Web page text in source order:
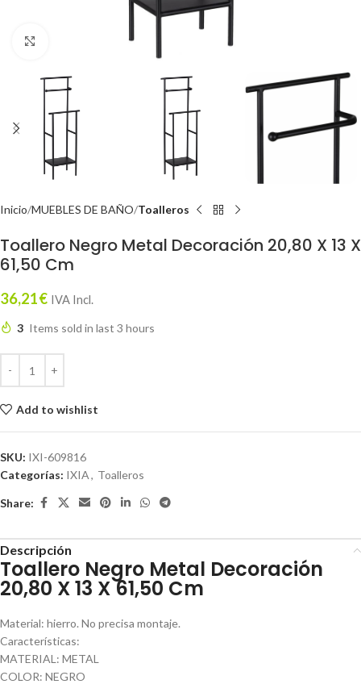
Inicio MUEBLES DE BAÑO Toalleros
Toallero Negro Metal Decoración 20,80 X 13 X
61,50 Cm
36,21€ IVA Incl.
3 Items sold in last 3 hours
Add to wishlist
SKU: IXI-609816
Categorías: IXIA, Toalleros
Share:
Descripción
Toallero Negro Metal Decoración
20,80 X 13 X 61,50 Cm
Material: hierro. No precisa montaje.
Características:
MATERIAL: METAL
COLOR: NEGRO